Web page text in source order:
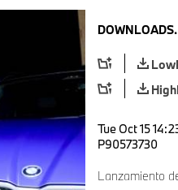
DOWNLOADS.
Tue Oct 15
P90573730
Lanzamiento